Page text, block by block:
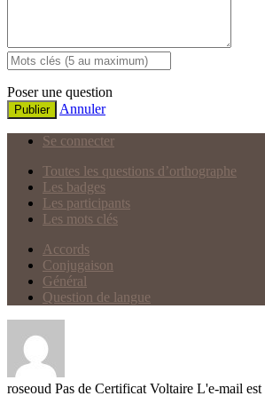
Poser une question
Publier Annuler
Se connecter
Toutes les questions d’orthographe
Les badges
Les participants
Les mots clés
Accords
Conjugaison
Général
Question de langue
roseoud Pas de Certificat Voltaire L'e-mail est